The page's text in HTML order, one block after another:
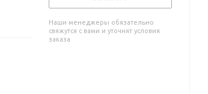
Наши менеджеры обязательно
свяжутся с вами и уточнят условия
заказа